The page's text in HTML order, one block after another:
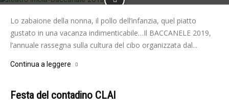
Lo zabaione della nonna, il pollo dell’infanzia, quel piatto
gustato in una vacanza indimenticabile…Il BACCANELE 2019,
l’annuale rassegna sulla cultura del cibo organizzata dal...
Continua a leggere
Festa del contadino CLAI
Redazione - 27 Settembre 2019